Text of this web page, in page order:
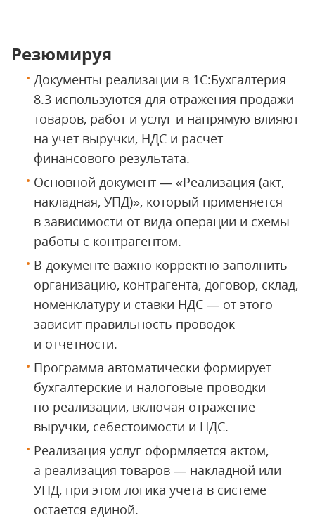
Резюмируя
Документы реализации в 1С:Бухгалтерия
8.3 используются для отражения продажи
товаров, работ и услуг и напрямую влияют
на учет выручки, НДС и расчет
финансового результата.
Основной документ — «Реализация (акт,
накладная, УПД)», который применяется
в зависимости от вида операции и схемы
работы с контрагентом.
В документе важно корректно заполнить
организацию, контрагента, договор, склад,
номенклатуру и ставки НДС — от этого
зависит правильность проводок
и отчетности.
Программа автоматически формирует
бухгалтерские и налоговые проводки
по реализации, включая отражение
выручки, себестоимости и НДС.
Реализация услуг оформляется актом,
а реализация товаров — накладной или
УПД, при этом логика учета в системе
остается единой.